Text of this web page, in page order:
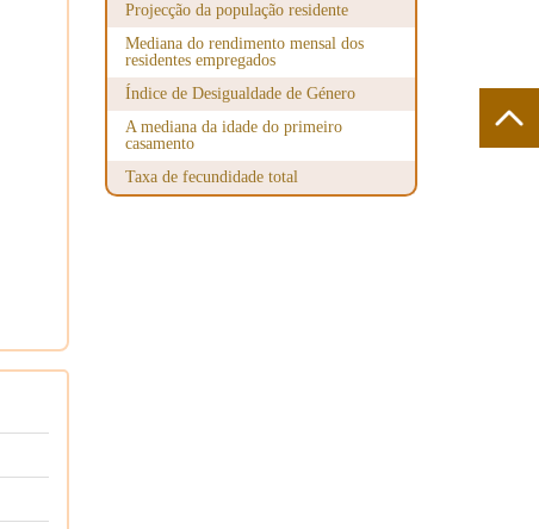
Projecção da população residente
Mediana do rendimento mensal dos
residentes empregados
Índice de Desigualdade de Género
A mediana da idade do primeiro
casamento
Taxa de fecundidade total